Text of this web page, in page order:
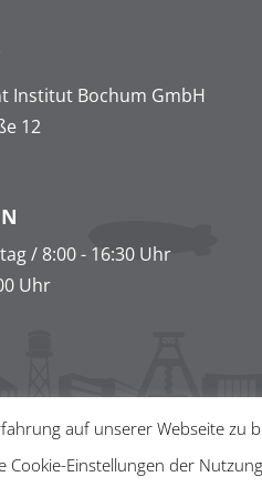
Institut Bochum GmbH
12
/ 8:00 - 16:30 Uhr
Uhr
en des Ruhrgebiets. |
auf unserer Webseite
Cookie-Einstellungen der